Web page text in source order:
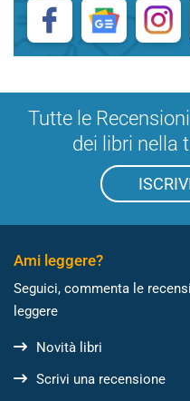
Tutte le
dei libri nella
Ami leggere?
Seguici, commenta le
leggere
Novità libri
Scrivi una recensione